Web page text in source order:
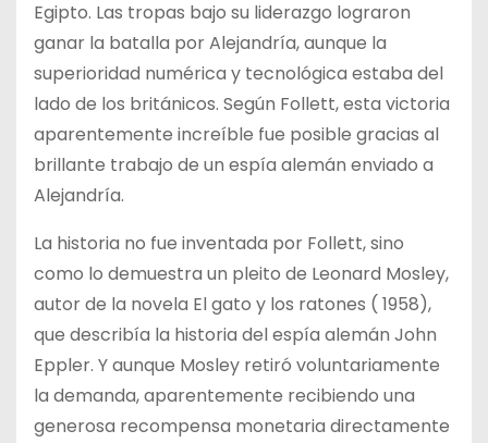
Egipto. Las tropas bajo su liderazgo lograron
ganar la batalla por Alejandría, aunque la
superioridad numérica y tecnológica estaba del
lado de los británicos. Según Follett, esta victoria
aparentemente increíble fue posible gracias al
brillante trabajo de un espía alemán enviado a
Alejandría.
La historia no fue inventada por Follett, sino
como lo demuestra un pleito de Leonard Mosley,
autor de la novela El gato y los ratones ( 1958),
que describía la historia del espía alemán John
Eppler. Y aunque Mosley retiró voluntariamente
la demanda, aparentemente recibiendo una
generosa recompensa monetaria directamente